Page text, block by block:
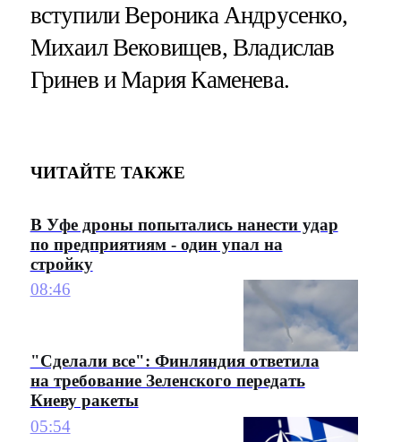
вступили Вероника Андрусенко,
Михаил Вековищев, Владислав
Гринев и Мария Каменева.
ЧИТАЙТЕ ТАКЖЕ
В Уфе дроны попытались нанести удар
по предприятиям - один упал на
стройку
08:46
"Сделали все": Финляндия ответила
на требование Зеленского передать
Киеву ракеты
05:54